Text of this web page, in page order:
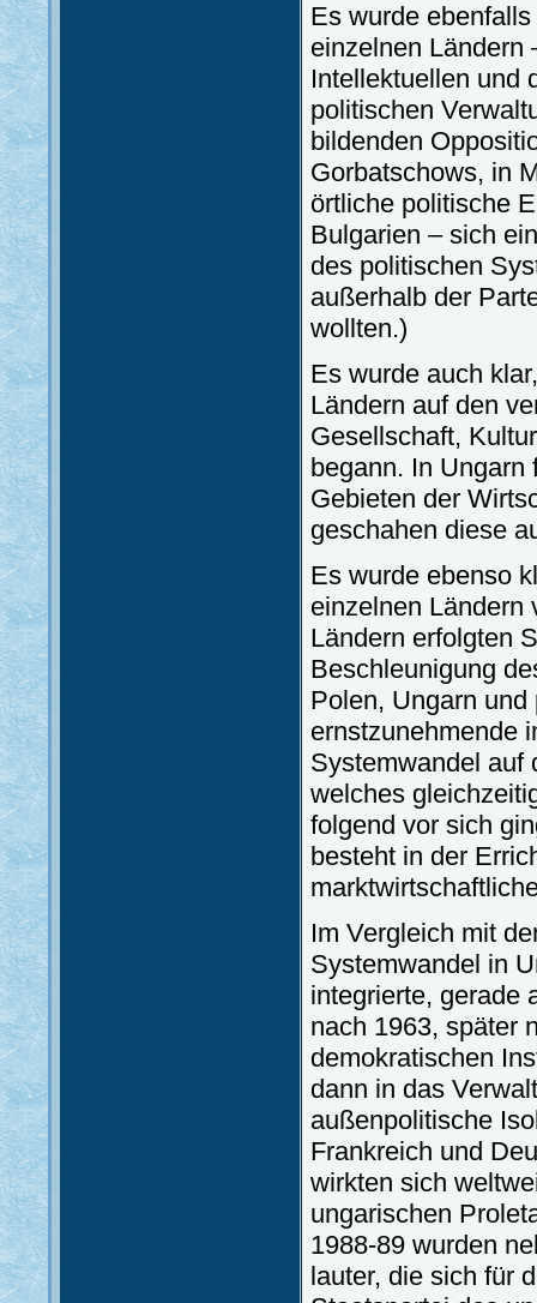
Es wurde
einzelnen Ländern
Intellektuellen und
politischen
bildenden
Gorbatschows, in
örtliche politische
Bulgarien – sich
des politischen
außerhalb der
wollten.)
Es wurde auch
Ländern auf den
Gesellschaft,
begann. In Ungarn
Gebieten der
geschahen diese
Es wurde ebenso
einzelnen Ländern
Ländern erfolgten
Beschleunigung
Polen, Ungarn
ernstzunehmende
Systemwandel auf
welches
folgend vor sich
besteht in der
Im Vergleich mit
Systemwandel in
integrierte, gerade
nach 1963, später
demokratischen
dann in das
außenpolitische
Frankreich und
wirkten sich
ungarischen
1988-89 wurden
lauter, die sich für